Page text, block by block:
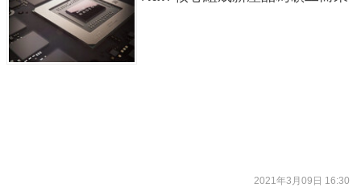
2021年3月09日 16:30